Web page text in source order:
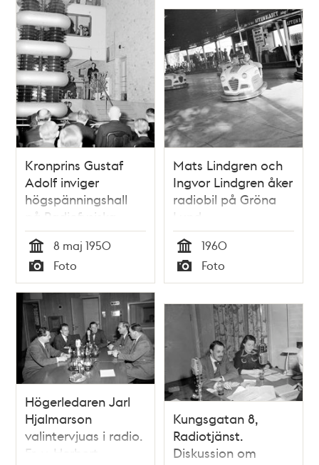
Kronprins Gustaf
Adolf inviger
högspänningshall
på Radiofysiska
institutionen på
Karolinska sjukhuset.
Tid
8 maj 1950
Typ
Foto
Mats Lindgren och
Ingvor Lindgren åker
radiobil på Gröna
Lund
Tid
1960
Typ
Foto
Högerledaren Jarl
Hjalmarson
valintervjuas i radio.
Fr. v. Herbert
Kungsgatan 8,
Radiotjänst.
Diskussion om